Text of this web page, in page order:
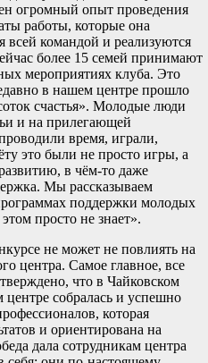
огромный опыт проведения
работы, которые она
всей командой и реализуются
более 15 семей принимают
мероприятиях клуба. Это
в нашем центре прошло
счастья». Молодые люди
и на прилегающей
время, играли,
это были не просто игры, а
в чём-то даже
Мы рассказываем
поддержки молодых
просто не знает».
не может не повлиять на
центра. Самое главное, все
что в Чайковском
собралась и успешно
которая
и ориентирована на
дала сотрудникам центра